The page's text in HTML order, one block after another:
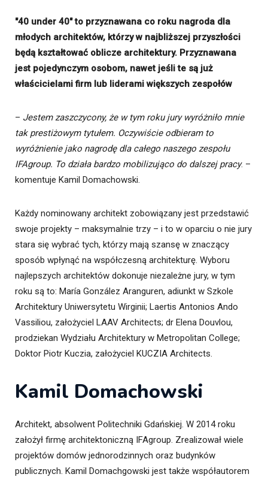
"40 under 40" to przyznawana co roku nagroda dla
młodych architektów, którzy w najbliższej przyszłości
będą kształtować oblicze architektury. Przyznawana
jest pojedynczym osobom, nawet jeśli te są już
właścicielami firm lub liderami większych zespołów
– Jestem zaszczycony, że w tym roku jury wyróżniło mnie
tak prestiżowym tytułem. Oczywiście odbieram to
wyróżnienie jako nagrodę dla całego naszego zespołu
IFAgroup. To działa bardzo mobilizująco do dalszej pracy. –
komentuje Kamil Domachowski.
Każdy nominowany architekt zobowiązany jest przedstawić
swoje projekty – maksymalnie trzy – i to w oparciu o nie jury
stara się wybrać tych, którzy mają szansę w znaczący
sposób wpłynąć na współczesną architekturę. Wyboru
najlepszych architektów dokonuje niezależne jury, w tym
roku są to: María González Aranguren, adiunkt w Szkole
Architektury Uniwersytetu Wirginii; Laertis Antonios Ando
Vassiliou, założyciel LAAV Architects; dr Elena Douvlou,
prodziekan Wydziału Architektury w Metropolitan College;
Doktor Piotr Kuczia, założyciel KUCZIA Architects.
Kamil Domachowski
Architekt, absolwent Politechniki Gdańskiej. W 2014 roku
założył firmę architektoniczną IFAgroup. Zrealizował wiele
projektów domów jednorodzinnych oraz budynków
publicznych. Kamil Domachgowski jest także współautorem